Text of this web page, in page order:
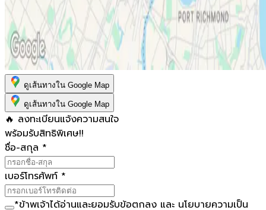
ดูเส้นทางใน Google Map
ดูเส้นทางใน Google Map
🔥 ลงทะเบียนแจ้งความสนใจ
พร้อมรับสิทธิพิเศษ!!
ชื่อ-สกุล *
เบอร์โทรศัพท์ *
*ข้าพเจ้าได้อ่านและยอมรับข้อตกลง และ นโยบายความเป็น